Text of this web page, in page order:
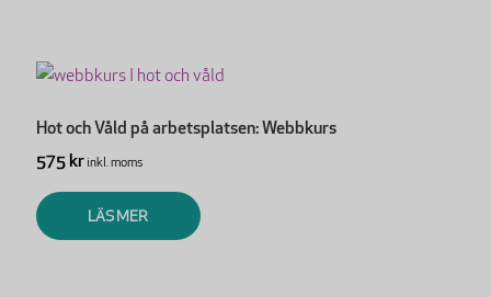
Hot och Våld på arbetsplatsen: Webbkurs
575 krinkl. moms
LÄS MER